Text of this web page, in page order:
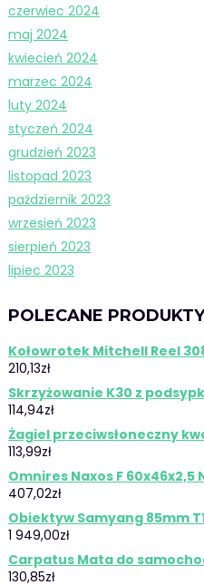
czerwiec 2024
maj 2024
kwiecień 2024
marzec 2024
luty 2024
styczeń 2024
grudzień 2023
listopad 2023
październik 2023
wrzesień 2023
sierpień 2023
lipiec 2023
POLECANE PRODUKTY
Kołowrotek Mitchell Reel
210,13zł
Skrzyżowanie K30 z
114,94zł
Żagiel przeciwsłoneczny
113,99zł
Omnires Naxos F 60x46x2,5
407,02zł
Obiektyw Samyang 85mm
1 949,00zł
Carpatus Mata do
130,85zł